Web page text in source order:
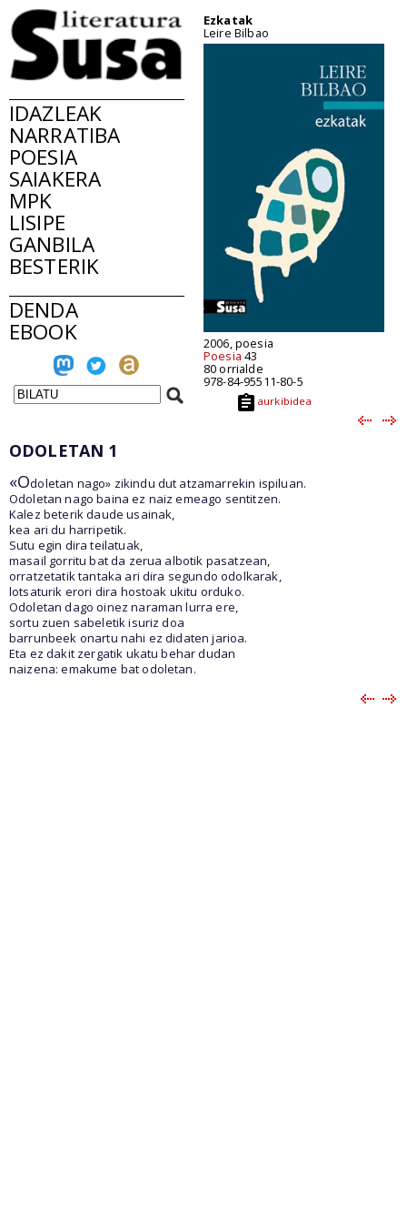
IDAZLEAK
NARRATIBA
POESIA
SAIAKERA
MPK
LISIPE
GANBILA
BESTERIK
DENDA
EBOOK
Ezkatak
Leire Bilbao
2006, poesia
Poesia 43
80 orrialde
978-84-95511-80-5
aurkibidea
ODOLETAN 1
«Odoletan nago» zikindu dut atzamarrekin ispiluan.
Odoletan nago baina ez naiz emeago sentitzen.
Kalez beterik daude usainak,
kea ari du harripetik.
Sutu egin dira teilatuak,
masail gorritu bat da zerua albotik pasatzean,
orratzetatik tantaka ari dira segundo odolkarak,
lotsaturik erori dira hostoak ukitu orduko.
Odoletan dago oinez naraman lurra ere,
sortu zuen sabeletik isuriz doa
barrunbeek onartu nahi ez didaten jarioa.
Eta ez dakit zergatik ukatu behar dudan
naizena: emakume bat odoletan.